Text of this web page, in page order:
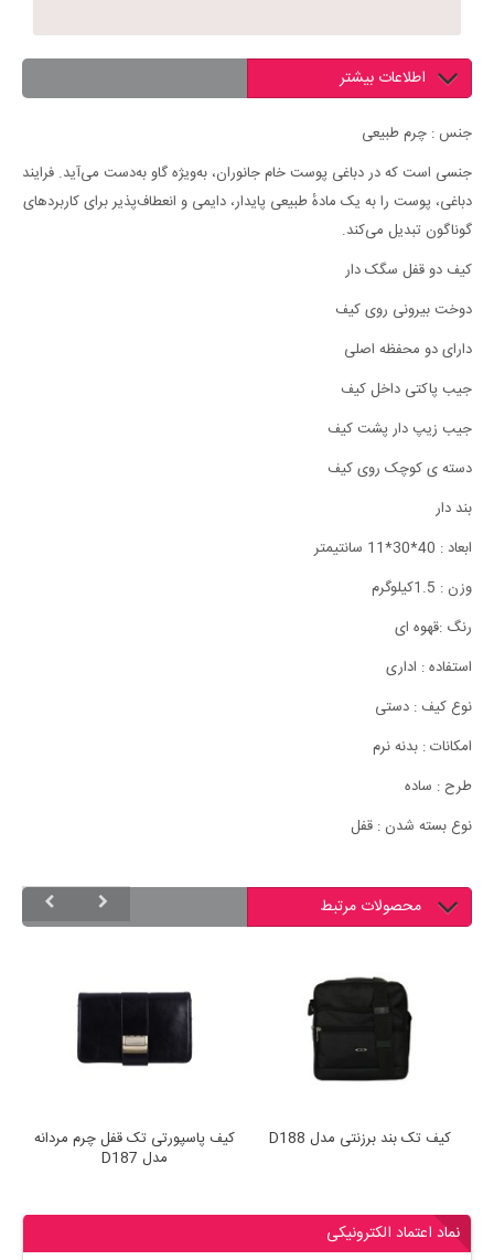
اطلاعات بیشتر
جنس : چرم طبیعی
جنسی است که در دباغی پوست خام جانوران، به‌ویژه گاو به‌دست می‌آید‏.‏ فرایند
دباغی، پوست را به یک مادهٔ طبیعی پایدار، دایمی و انعطاف‌پذیر برای کاربردهای
گوناگون تبدیل می‌کند‏.‏
کیف دو قفل سگک دار
دوخت بیرونی روی کیف
دارای دو محفظه اصلی
جیب پاکتی داخل کیف
جیب زیپ دار پشت کیف
دسته ی کوچک روی کیف
بند دار
ابعاد ‏:‏ 40*30*11 سانتیمتر
وزن : 1.5کیلوگرم
رنگ :قهوه ای
استفاده : اداری
نوع کیف : دستی
امکانات : بدنه نرم
طرح : ساده
نوع بسته شدن : قفل
محصولات مرتبط
کیف پاسپورتی تک قفل چرم مردانه
مدل D187
کیف تک بند برزنتی مدل D188
نماد اعتماد الکترونیکی